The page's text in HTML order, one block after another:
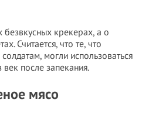
безвкусных крекерах, а о
Считается, что те, что
могли использоваться
после запекания.
мясо